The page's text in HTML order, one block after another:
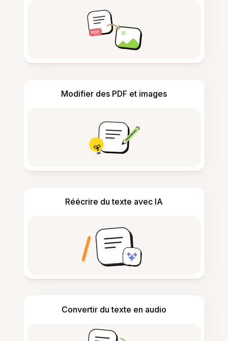
Modifier des PDF et images
Réécrire du texte avec IA
Convertir du texte en audio